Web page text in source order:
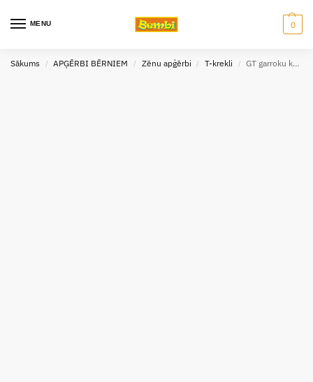
MENU 0
Sākums / APĢĒRBI BĒRNIEM / Zēnu apģērbi / T-krekli / GT garroku krekls zēniem 140 izm. 0360